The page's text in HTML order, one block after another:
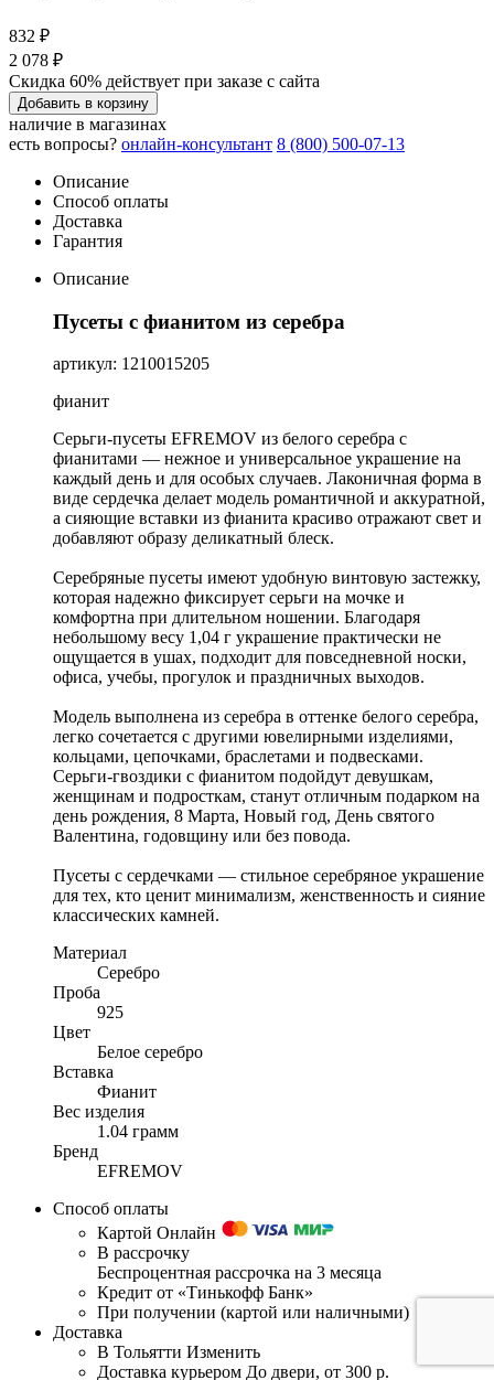
832 ₽
2 078 ₽
Скидка 60% действует при заказе с сайта
Добавить в корзину
наличие в магазинах
есть вопросы? онлайн-консультант 8 (800) 500-07-13
Описание
Способ оплаты
Доставка
Гарантия
Описание
Пусеты с фианитом из серебра
артикул: 1210015205
фианит
Серьги-пусеты EFREMOV из белого серебра с
фианитами — нежное и универсальное украшение на
каждый день и для особых случаев. Лаконичная форма в
виде сердечка делает модель романтичной и аккуратной,
а сияющие вставки из фианита красиво отражают свет и
добавляют образу деликатный блеск.
Серебряные пусеты имеют удобную винтовую застежку,
которая надежно фиксирует серьги на мочке и
комфортна при длительном ношении. Благодаря
небольшому весу 1,04 г украшение практически не
ощущается в ушах, подходит для повседневной носки,
офиса, учебы, прогулок и праздничных выходов.
Модель выполнена из серебра в оттенке белого серебра,
легко сочетается с другими ювелирными изделиями,
кольцами, цепочками, браслетами и подвесками.
Серьги-гвоздики с фианитом подойдут девушкам,
женщинам и подросткам, станут отличным подарком на
день рождения, 8 Марта, Новый год, День святого
Валентина, годовщину или без повода.
Пусеты с сердечками — стильное серебряное украшение
для тех, кто ценит минимализм, женственность и сияние
классических камней.
Материал
Серебро
Проба
925
Цвет
Белое серебро
Вставка
Фианит
Вес изделия
1.04 грамм
Бренд
EFREMOV
Способ оплаты
Картой Онлайн
В рассрочку
Беспроцентная рассрочка на 3 месяца
Кредит от «Тинькофф Банк»
При получении (картой или наличными)
Доставка
В Тольятти Изменить
Доставка курьером До двери, от 300 р.